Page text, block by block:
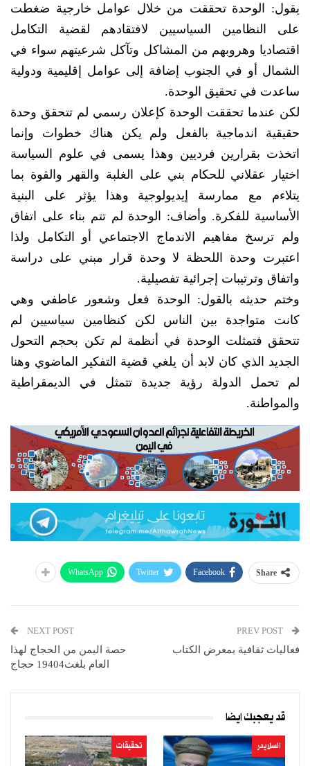
يقول: الوحدة تحققت من خلال عوامل خارجية ضغطت
على النظامين السياسيين لافتقادهم لقضية التكامل
اقتصاديا وهروبهم من المشاكل وتآكل شرعيتهم سواء في
الشمال أو في الجنوب إضافة إلى عوامل إقليمية ودولية
ساعدت في تحقيق الوحدة.
لكن عندما تحققت الوحدة كإعلان رسمي لم تتحقق وحدة
حقيقية اندماجية بالفعل ولم يكن هناك خطوات وإنما
اتخذت بقرارين فرديين وهذا يسمى في علوم السياسة
اختيار عقلاني للحكام بني على الغلبة والقهر والقوة بما
يتلاءم مع ممارسة إيديولوجية وهذا يؤثر على البنية
الأساسية للفكرة. وأضاف: الوحدة لم تتم بناء على اتفاق
ولم ترسخ مفاهيم الاندماج الاجتماعي أو التكامل ولذا
اعتبرت وحدة اللحظة لا وحدة قرار مبني على دراسة
واتفاق وترتيبات إجرائية تفصيلية.
وختم حديثه بالقول: الوحدة فعل وشعور عاطفي وهي
كانت متواجدة بين الناس لكن كنظامين سياسيين لم
تتحقق فتمثلت الوحدة في أنظمة لم تكن بحجم التحول
الجديد الذي كان لابد أن يلغي قضية التفكير الماضوي وهنا
لم تحمل الدولة رؤية جديدة تتمثل في الديمقراطية
والمواطنة.
Share
Facebook
Twitter
WhatsApp
فعاليات ثقافية بمعرض الكتاب
NEXT POST
حصة اليمن من الحجاج لهذا
العام بلغت‮ ‬19404حجاج
قد يعجبك ايضا
السلايدر تحقيقات